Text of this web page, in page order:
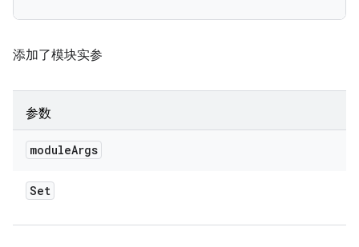
添加了模块实参
参数
moduleArgs
Set